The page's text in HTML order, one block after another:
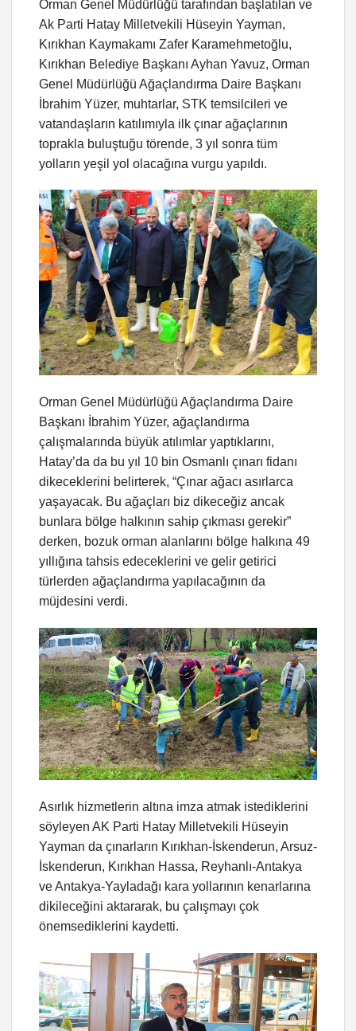
Orman Genel Müdürlüğü tarafından başlatılan ve
Ak Parti Hatay Milletvekili Hüseyin Yayman,
Kırıkhan Kaymakamı Zafer Karamehmetoğlu,
Kırıkhan Belediye Başkanı Ayhan Yavuz, Orman
Genel Müdürlüğü Ağaçlandırma Daire Başkanı
İbrahim Yüzer, muhtarlar, STK temsilcileri ve
vatandaşların katılımıyla ilk çınar ağaçlarının
toprakla buluştuğu törende, 3 yıl sonra tüm
yolların yeşil yol olacağına vurgu yapıldı.
Orman Genel Müdürlüğü Ağaçlandırma Daire
Başkanı İbrahim Yüzer, ağaçlandırma
çalışmalarında büyük atılımlar yaptıklarını,
Hatay’da da bu yıl 10 bin Osmanlı çınarı fidanı
dikeceklerini belirterek, “Çınar ağacı asırlarca
yaşayacak. Bu ağaçları biz dikeceğiz ancak
bunlara bölge halkının sahip çıkması gerekir”
derken, bozuk orman alanlarını bölge halkına 49
yıllığına tahsis edeceklerini ve gelir getirici
türlerden ağaçlandırma yapılacağının da
müjdesini verdi.
Asırlık hizmetlerin altına imza atmak istediklerini
söyleyen AK Parti Hatay Milletvekili Hüseyin
Yayman da çınarların Kırıkhan-İskenderun, Arsuz-
İskenderun, Kırıkhan Hassa, Reyhanlı-Antakya
ve Antakya-Yayladağı kara yollarının kenarlarına
dikileceğini aktararak, bu çalışmayı çok
önemsediklerini kaydetti.